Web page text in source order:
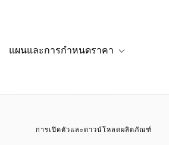
ค้าโซลูชัน
แผนและการกำหนดราคา
การเปิดตัวและดาวน์โหลดผลิตภัณฑ์